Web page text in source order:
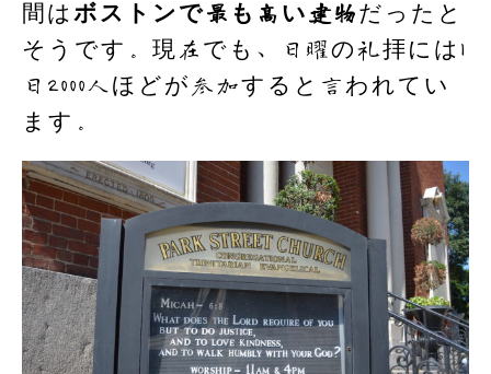
間は ボストンで最も高い建物だったと
そうです。現在でも、日曜の礼拝には1
日2000人ほどが参加すると言われてい
ます。